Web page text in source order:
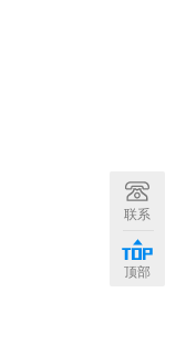
联系
顶部